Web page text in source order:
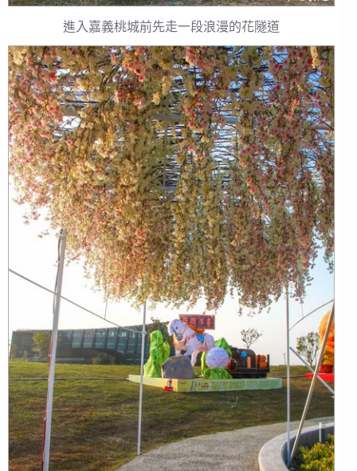
進入嘉義桃城前先走一段浪漫的花隧道